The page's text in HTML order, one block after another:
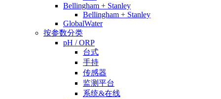
Bellingham + Stanley
Bellingham + Stanley
GlobalWater
按参数分类
pH / ORP
台式
手持
传感器
监测平台
系统&在线